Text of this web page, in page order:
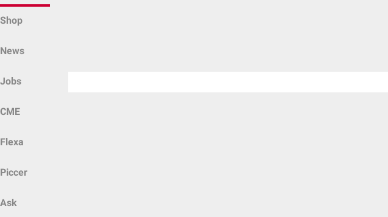
Shop
News
Jobs
CME
Flexa
Piccer
Ask